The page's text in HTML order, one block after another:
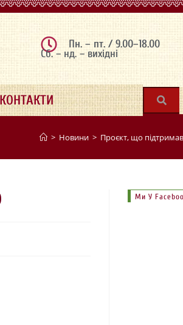
Пн. – пт. / 9.00–18.00
Сб. – нд. – вихідні
> Новини > Проєкт, що
Ми У